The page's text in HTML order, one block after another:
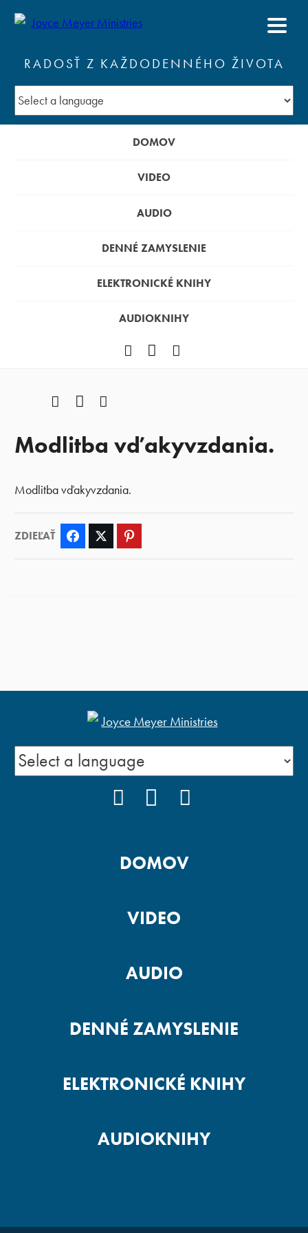
RADOSŤ Z KAŽDODENNÉHO ŽIVOTA
DOMOV
VIDEO
AUDIO
DENNÉ ZAMYSLENIE
ELEKTRONICKÉ KNIHY
AUDIOKNIHY
Facebook
YouTube
FacebookYouTube
Modlitba vďakyvzdania.
Modlitba vďakyvzdania.
ZDIEĽAŤ Facebook Twitter
FACEBOOK
YOUTUBE
DOMOV
VIDEO
AUDIO
DENNÉ ZAMYSLENIE
ELEKTRONICKÉ KNIHY
AUDIOKNIHY